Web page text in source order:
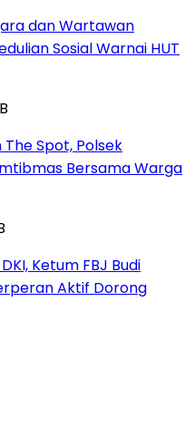
dan Wartawan
Sosial Warnai HUT
Spot, Polsek
Bersama Warga
Ketum FBJ Budi
Aktif Dorong